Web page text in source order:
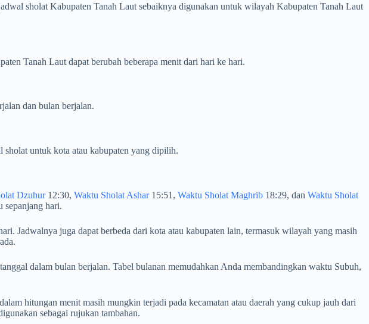
sholat Kabupaten Tanah Laut sebaiknya digunakan untuk wilayah Kabupaten Tanah Laut
Tanah Laut dapat berubah beberapa menit dari hari ke hari.
dan bulan berjalan.
sholat untuk kota atau kabupaten yang dipilih.
Dzuhur12:30, Waktu Sholat Ashar15:51, Waktu Sholat Maghrib 18:29, dan Waktu Sholat
sepanjang hari.
Jadwalnya juga dapat berbeda dari kota atau kabupaten lain, termasuk wilayah yang masih
dalam bulan berjalan. Tabel bulanan memudahkan Anda membandingkan waktu Subuh,
hitungan menit masih mungkin terjadi pada kecamatan atau daerah yang cukup jauh dari
sebagai rujukan tambahan.